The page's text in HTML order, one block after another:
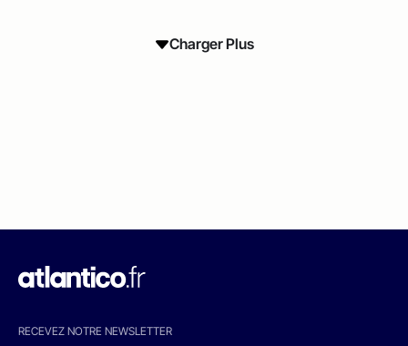
Charger Plus
RECEVEZ NOTRE NEWSLETTER